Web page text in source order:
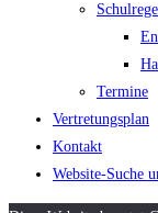
Termine
Vertretungsplan
Kontakt
Website-Suche